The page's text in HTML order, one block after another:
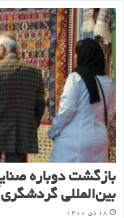
بازگشت دوباره
بین‌المللی
۱۸ دی ۱۴۰۰